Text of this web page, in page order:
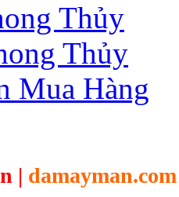
Thủy
Thủy
Mua Hàng
| damayman.com